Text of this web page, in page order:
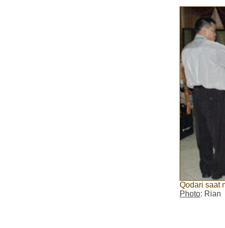
Qodari saat
Photo: Rian